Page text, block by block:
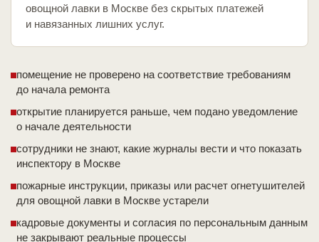
овощной лавки в Москве без скрытых платежей
и навязанных лишних услуг.
помещение не проверено на соответствие требованиям
до начала ремонта
открытие планируется раньше, чем подано уведомление
о начале деятельности
сотрудники не знают, какие журналы вести и что показать
инспектору в Москве
пожарные инструкции, приказы или расчет огнетушителей
для овощной лавки в Москве устарели
кадровые документы и согласия по персональным данным
не закрывают реальные процессы